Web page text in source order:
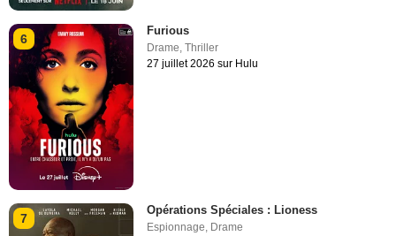
6
Furious
Drame,Thriller
27 juillet 2026 sur Hulu
7
Opérations Spéciales : Lioness
Espionnage, Drame